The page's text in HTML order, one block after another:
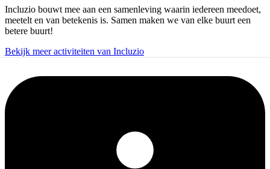
Incluzio bouwt mee aan een samenleving waarin iedereen meedoet,
meetelt en van betekenis is. Samen maken we van elke buurt een
betere buurt!
Bekijk meer activiteiten van Incluzio